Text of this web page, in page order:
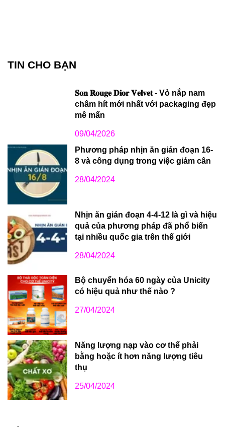
TIN CHO BẠN
𝐒𝐨𝐧 𝐑𝐨𝐮𝐠𝐞 𝐃𝐢𝐨𝐫 𝐕𝐞𝐥𝐯𝐞𝐭 - Vỏ nắp nam
châm hít mới nhất với packaging đẹp
mê mẩn
09/04/2026
Phương pháp nhịn ăn gián đoạn 16-
8 và công dụng trong việc giảm cân
Nhịn ăn gián đoạn 4-4-12 là gì và hiệu
quả của phương pháp đã phổ biến
tại nhiều quốc gia trên thế giới
Bộ chuyển hóa 60 ngày của Unicity
có hiệu quả như thế nào ?
Năng lượng nạp vào cơ thể phải
bằng hoặc ít hơn năng lượng tiêu
thụ